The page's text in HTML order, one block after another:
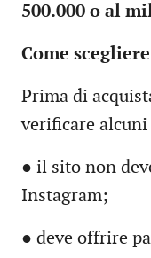
500.000 o al
Come
Prima di
verificare
● il sito non
Instagram;
● deve offrire